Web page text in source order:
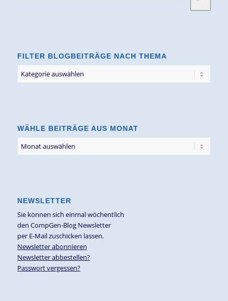
FILTER BLOGBEITRÄGE NACH THEMA
Blogbeiträge
WÄHLE BEITRÄGE AUS MONAT
NEWSLETTER
Sie können sich einmal wöchentlich
den CompGen-Blog Newsletter
per E-Mail zuschicken lassen.
Newsletter abonnieren
Newsletter abbestellen?
Passwort vergessen?